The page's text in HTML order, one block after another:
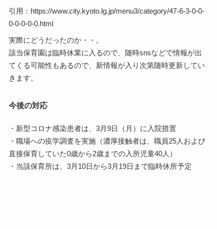
引用：https://www.city.kyoto.lg.jp/menu3/category/47-6-3-0-0-
0-0-0-0-0.html
実際にどうだったのか・・。
該当保育園は臨時休業に入るので、随時snsなどで情報が出
てくる可能性もあるので、新情報が入り次第随時更新してい
きます。
今後の対応
・新型コロナ感染患者は、3月9日（月）に入院措置
・職場への疫学調査を実施（濃厚接触者は、職員25人および
直接保育していた0歳から2歳までの入所児童40人）
・当該保育所は、3月10日から3月19日まで臨時休所予定